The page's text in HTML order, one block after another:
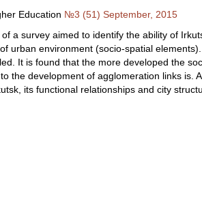
Education №3 (51) September, 2015
a survey aimed to identify the ability of
urban environment (socio-spatial
It is found that the more developed the
the development of agglomeration links
its functional relationships and city